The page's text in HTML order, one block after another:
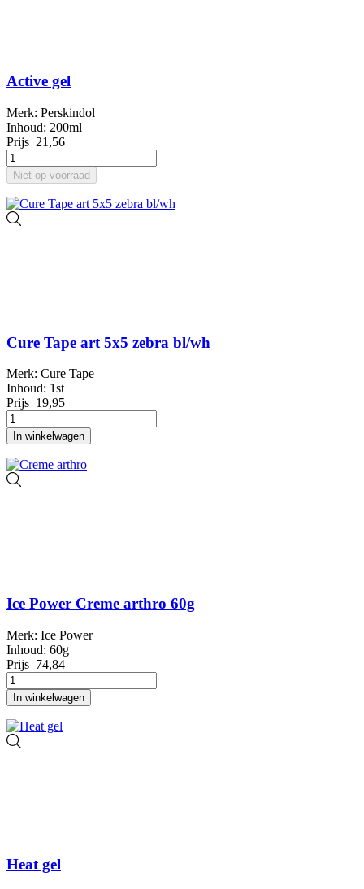
Active gel
Merk: Perskindol
Inhoud: 200ml
Prijs 21,56
Niet op voorraad
Cure Tape art 5x5 zebra bl/wh
Merk: Cure Tape
Inhoud: 1st
Prijs 19,95
In winkelwagen
Ice Power Creme arthro 60g
Merk: Ice Power
Inhoud: 60g
Prijs 74,84
In winkelwagen
Heat gel